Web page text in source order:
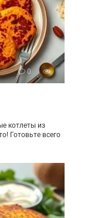
0
котлеты из
Готовьте всего